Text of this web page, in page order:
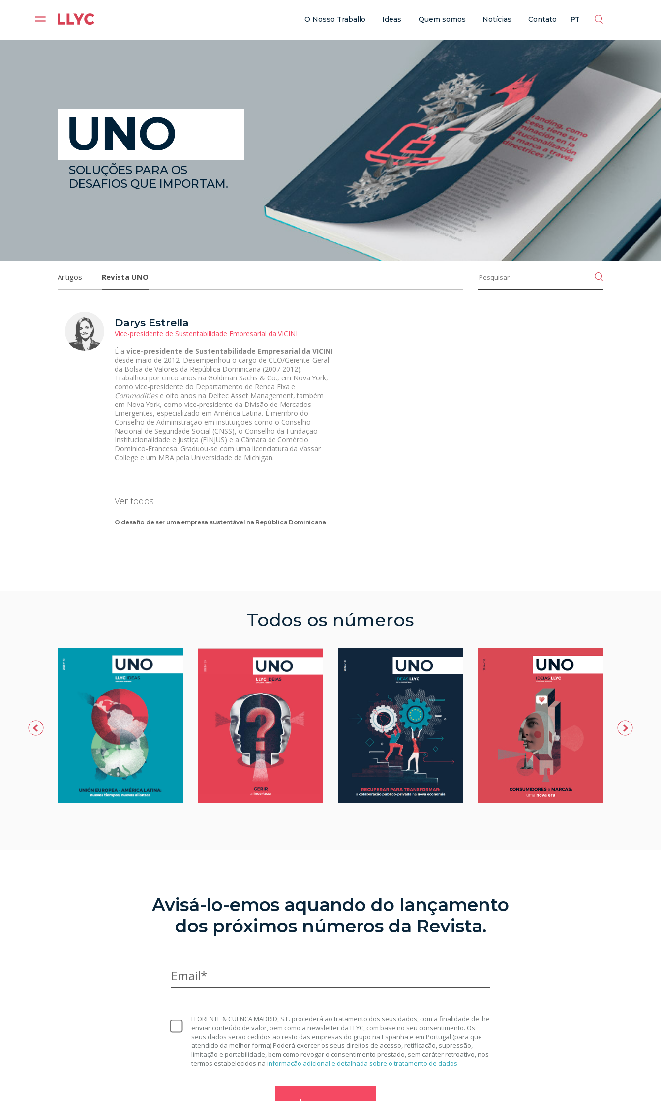
O Nosso Traballo Ideas Quem somos Notícias Contato PT
ES EN BR PT
SOLUÇÕES PARA OS
DESAFIOS QUE IMPORTAM.
Artigos Revista UNO
Darys Estrella
Vice-presidente de Sustentabilidade Empresarial da VICINI
É a vice-presidente de Sustentabilidade Empresarial da VICINI
desde maio de 2012. Desempenhou o cargo de CEO/Gerente-Geral
da Bolsa de Valores da República Dominicana (2007-2012).
Trabalhou por cinco anos na Goldman Sachs & Co., em Nova York,
como vice-presidente do Departamento de Renda Fixa e
Commoditiese oito anos na Deltec Asset Management, também
em Nova York, como vice-presidente da Divisão de Mercados
Emergentes, especializado em América Latina. É membro do
Conselho de Administração em instituições como o Conselho
Nacional de Seguridade Social (CNSS), o Conselho da Fundação
Institucionalidade e Justiça (FINJUS) e a Câmara de Comércio
Domínico-Francesa. Graduou-se com uma licenciatura da Vassar
College e um MBA pela Universidade de Michigan.
Ver todos
O desafio de ser uma empresa sustentável na República Dominicana
Todos os números
Avisá-lo-emos aquando do lançamento
dos próximos números da Revista.
Email*
LLORENTE & CUENCA MADRID, S.L. procederá ao tratamento dos seus dados, com a finalidade de lhe
enviar conteúdo de valor, bem como a newsletter da LLYC, com base no seu consentimento. Os
seus dados serão cedidos ao resto das empresas do grupo na Espanha e em Portugal (para que
atendido da melhor forma) Poderá exercer os seus direitos de acesso, retificação, supressão,
limitação e portabilidade, bem como revogar o consentimento prestado, sem caráter retroativo, nos
termos estabelecidos na informação adicional e detalhada sobre o tratamento de dados